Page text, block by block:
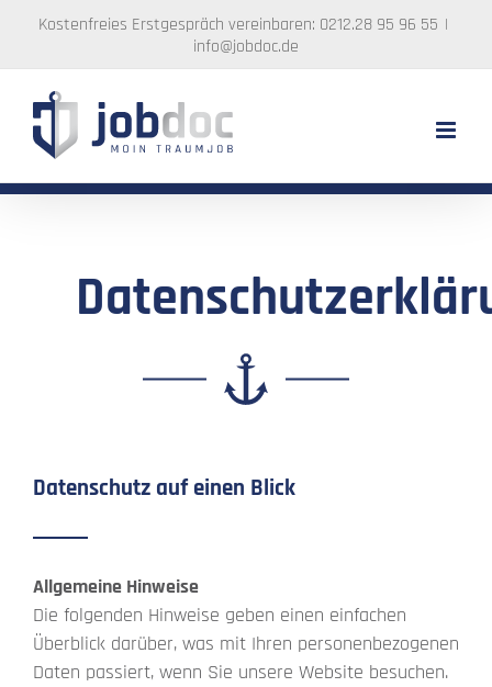
springen
Kostenfreies Erstgespräch vereinbaren: 0212.28 95 96 55 |
info@jobdoc.de
Datenschutz auf einen Blick
Allgemeine Hinweise
Die folgenden Hinweise geben einen einfachen
Überblick darüber, was mit Ihren personenbezogenen
Daten passiert, wenn Sie unsere Website besuchen.